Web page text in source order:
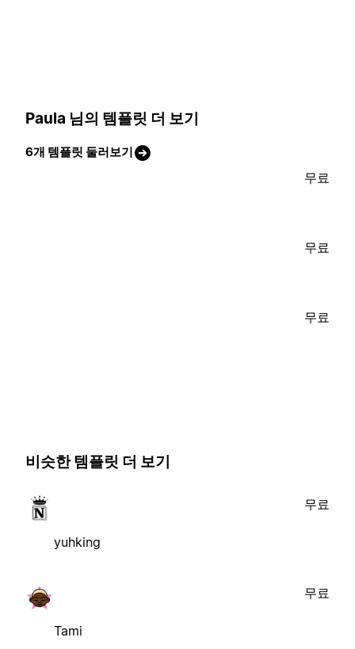
Paula 님의 템플릿 더 보기
6개 템플릿 둘러보기
무료
무료
무료
비슷한 템플릿 더 보기
yuhking
무료
Tami
무료